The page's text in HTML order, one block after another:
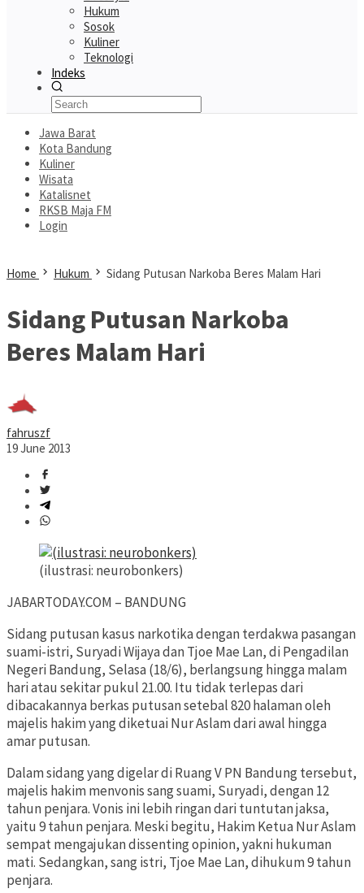
Hukum
Sosok
Kuliner
Teknologi
Indeks
Jawa Barat
Kota Bandung
Kuliner
Wisata
Katalisnet
RKSB Maja FM
Login
Home Hukum Sidang Putusan Narkoba Beres Malam Hari
Sidang Putusan Narkoba
Beres Malam Hari
fahruszf
19 June 2013
(ilustrasi: neurobonkers)
JABARTODAY.COM – BANDUNG
Sidang putusan kasus narkotika dengan terdakwa pasangan
suami-istri, Suryadi Wijaya dan Tjoe Mae Lan, di Pengadilan
Negeri Bandung, Selasa (18/6), berlangsung hingga malam
hari atau sekitar pukul 21.00. Itu tidak terlepas dari
dibacakannya berkas putusan setebal 820 halaman oleh
majelis hakim yang diketuai Nur Aslam dari awal hingga
amar putusan.
Dalam sidang yang digelar di Ruang V PN Bandung tersebut,
majelis hakim menvonis sang suami, Suryadi, dengan 12
tahun penjara. Vonis ini lebih ringan dari tuntutan jaksa,
yaitu 9 tahun penjara. Meski begitu, Hakim Ketua Nur Aslam
sempat mengajukan dissenting opinion, yakni hukuman
mati. Sedangkan, sang istri, Tjoe Mae Lan, dihukum 9 tahun
penjara.